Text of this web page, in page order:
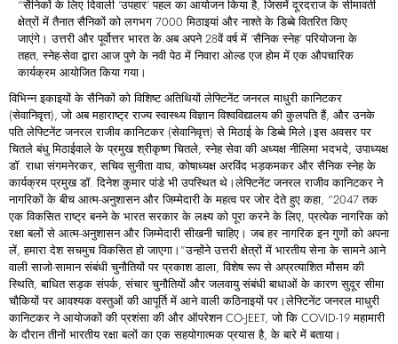
“सैनिकों के लिए दिवाली ‘उपहार’ पहल का आयोजन किया है, जिसमें दूरदराज के सीमावर्ती
क्षेत्रों में तैनात सैनिकों को लगभग 7000 मिठाइयां और नाश्ते के डिब्बे वितरित किए
जाएंगे। उत्तरी और पूर्वोत्तर भारत के.अब अपने 28वें वर्ष में ‘सैनिक स्नेह’ परियोजना के
तहत, स्नेह-सेवा द्वारा आज पुणे के नवी पेठ में निवारा ओल्ड एज होम में एक औपचारिक
कार्यक्रम आयोजित किया गया।
विभिन्न इकाइयों के सैनिकों को विशिष्ट अतिथियों लेफ्टिनेंट जनरल माधुरी कानिटकर
(सेवानिवृत्त), जो अब महाराष्ट्र राज्य स्वास्थ्य विज्ञान विश्वविद्यालय की कुलपति हैं, और उनके
पति लेफ्टिनेंट जनरल राजीव कानिटकर (सेवानिवृत्त) से मिठाई के डिब्बे मिले।इस अवसर पर
चितले बंधु मिठाईवाले के प्रमुख श्रीकृष्ण चितले, स्नेह सेवा की अध्यक्ष नीलिमा भदभदे, उपाध्यक्ष
डॉ. राधा संगमनेरकर, सचिव सुनीता वाघ, कोषाध्यक्ष अरविंद भड़कमकर और सैनिक स्नेह के
कार्यक्रम प्रमुख डॉ. दिनेश कुमार पांडे भी उपस्थित थे।लेफ्टिनेंट जनरल राजीव कानिटकर ने
नागरिकों के बीच आत्म-अनुशासन और जिम्मेदारी के महत्व पर जोर देते हुए कहा, “2047 तक
एक विकसित राष्ट्र बनने के भारत सरकार के लक्ष्य को पूरा करने के लिए, प्रत्येक नागरिक को
रक्षा बलों से आत्म-अनुशासन और जिम्मेदारी सीखनी चाहिए। जब ​​हर नागरिक इन गुणों को अपना
लें, हमारा देश सचमुच विकसित हो जाएगा।”उन्होंने उत्तरी क्षेत्रों में भारतीय सेना के सामने आने
वाली साजो-सामान संबंधी चुनौतियों पर प्रकाश डाला, विशेष रूप से अप्रत्याशित मौसम की
स्थिति, बाधित सड़क संपर्क, संचार चुनौतियों और जलवायु संबंधी बाधाओं के कारण सुदूर सीमा
चौकियों पर आवश्यक वस्तुओं की आपूर्ति में आने वाली कठिनाइयों पर।लेफ्टिनेंट जनरल माधुरी
कानिटकर ने आयोजकों की प्रशंसा की और ऑपरेशन CO-JEET, जो कि COVID-19 महामारी
के दौरान तीनों भारतीय रक्षा बलों का एक सहयोगात्मक प्रयास है, के बारे में बताया।